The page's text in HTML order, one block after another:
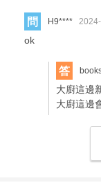
問 H9****
ok
答
大廚這邊
大廚這邊